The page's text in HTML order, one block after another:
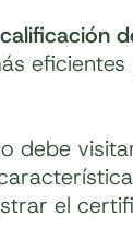
calificación
debe
el